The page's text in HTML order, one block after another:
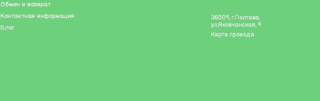
Обмен и возврат
Контактная информация
Блог
36009, г.Полтава,
ул.Яковчанская, 9
Карта проезда